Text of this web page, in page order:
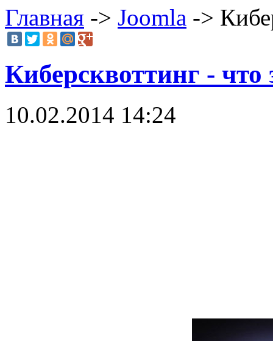
Главная -> Joomla ->
Киберсквоттинг - что
10.02.2014 14:24